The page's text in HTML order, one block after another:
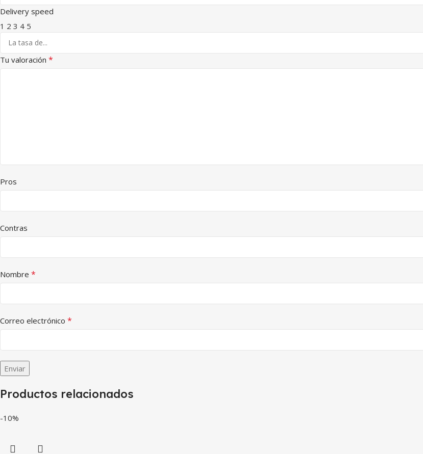
Delivery speed
1 2 3 4 5
Tu valoración *
Pros
Contras
Nombre *
Correo electrónico *
Productos relacionados
-10%